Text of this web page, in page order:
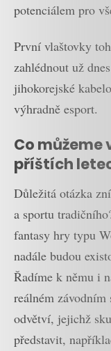
potenciálem pro
První vlaštovky
zahlédnout už
jihokorejské
výhradně esport.
Co
příštích
Důležitá otázka
a sportu
fantasy hry typu
nadále budou
Řadíme k němu i
reálném
odvětví, jejichž
představit,